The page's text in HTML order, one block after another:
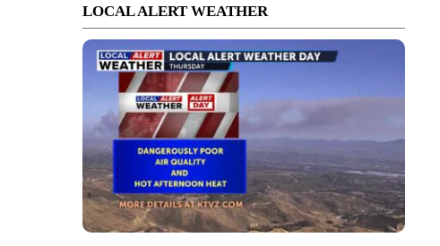
LOCAL ALERT WEATHER